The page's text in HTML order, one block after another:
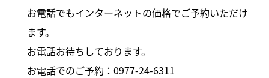
お電話でもインターネットの価格でご予約いただけ
ます。
お電話お待ちしております。
お電話でのご予約： 0977-24-6311